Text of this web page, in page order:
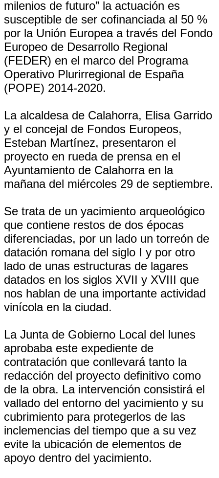
milenios de futuro” la actuación es
susceptible de ser cofinanciada al 50 %
por la Unión Europea a través del Fondo
Europeo de Desarrollo Regional
(FEDER) en el marco del Programa
Operativo Plurirregional de España
(POPE) 2014-2020.
La alcaldesa de Calahorra, Elisa Garrido
y el concejal de Fondos Europeos,
Esteban Martínez, presentaron el
proyecto en rueda de prensa en el
Ayuntamiento de Calahorra en la
mañana del miércoles 29 de septiembre.
Se trata de un yacimiento arqueológico
que contiene restos de dos épocas
diferenciadas, por un lado un torreón de
datación romana del siglo I y por otro
lado de unas estructuras de lagares
datados en los siglos XVII y XVIII que
nos hablan de una importante actividad
vinícola en la ciudad.
La Junta de Gobierno Local del lunes
aprobaba este expediente de
contratación que conllevará tanto la
redacción del proyecto definitivo como
de la obra. La intervención consistirá el
vallado del entorno del yacimiento y su
cubrimiento para protegerlos de las
inclemencias del tiempo que a su vez
evite la ubicación de elementos de
apoyo dentro del yacimiento.